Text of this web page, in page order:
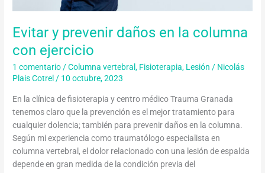
Evitar y prevenir daños en la columna
con ejercicio
1 comentario/Columna vertebral, Fisioterapia, Lesión / Nicolás
Plais Cotrel/ 10 octubre, 2023
En la clínica de fisioterapia y centro médico Trauma Granada
tenemos claro que la prevención es el mejor tratamiento para
cualquier dolencia; también para prevenir daños en la columna.
Según mi experiencia como traumatólogo especialista en
columna vertebral, el dolor relacionado con una lesión de espalda
depende en gran medida de la condición previa del
ejercicio